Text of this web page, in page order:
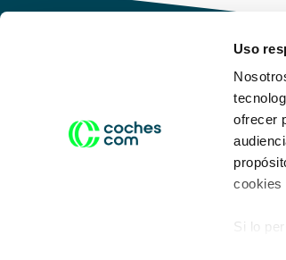
Uso
ofrecer
cookies
Si lo
Conduce tu futuro,
desata tu movilidad